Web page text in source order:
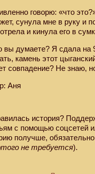
говорю: «что
сунула мне в руку и
и кинула его в
вы думаете? Я сдала на
камень этот
совпадение? Не знаю,
Аня
история?
с помощью соцсетей
получше, обязательно
не требуется).